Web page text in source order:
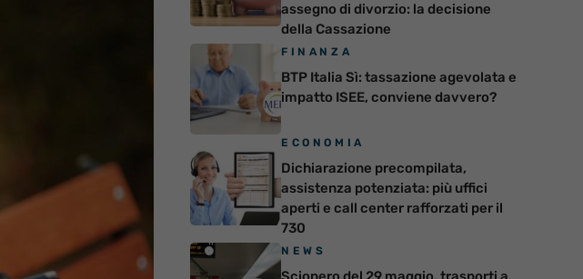
assegno di divorzio: la decisione
della Cassazione
FINANZA
BTP Italia Sì: tassazione agevolata e
impatto ISEE, conviene davvero?
ECONOMIA
Dichiarazione precompilata,
assistenza potenziata: più uffici
aperti e call center rafforzati per il
730
NEWS